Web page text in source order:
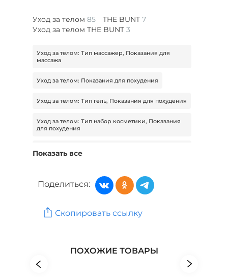
Уход за телом 85 THE BUNT 7
Уход за телом THE BUNT 3
Уход за телом: Тип массажер, Показания для
массажа
Уход за телом: Показания для похудения
Уход за телом: Тип гель, Показания для похудения
Уход за телом: Тип набор косметики, Показания
для похудения
похудения
Уход за телом: Тип набор косметики, Показания
для костей и суставов
для сосудов и вен
Красота и здоровье: Бренд MONODOSES
Показать все
Поделиться:
Скопировать ссылку
ПОХОЖИЕ ТОВАРЫ